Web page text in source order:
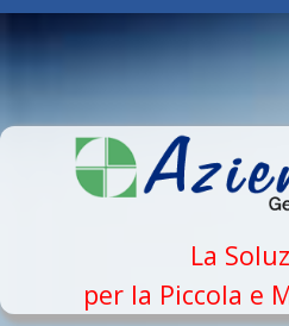
La
per la Piccola e